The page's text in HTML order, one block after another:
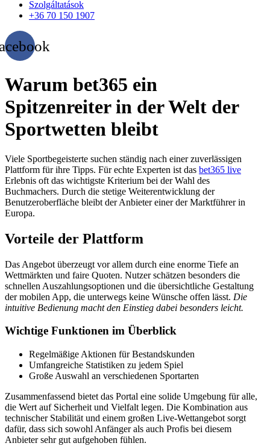
Szolgáltatások
+36 70 150 1907
Warum bet365 ein
Spitzenreiter in der Welt der
Sportwetten bleibt
Viele Sportbegeisterte suchen ständig nach einer zuverlässigen
Plattform für ihre Tipps. Für echte Experten ist das bet365 live
Erlebnis oft das wichtigste Kriterium bei der Wahl des
Buchmachers. Durch die stetige Weiterentwicklung der
Benutzeroberfläche bleibt der Anbieter einer der Marktführer in
Europa.
Vorteile der Plattform
Das Angebot überzeugt vor allem durch eine enorme Tiefe an
Wettmärkten und faire Quoten. Nutzer schätzen besonders die
schnellen Auszahlungsoptionen und die übersichtliche Gestaltung
der mobilen App, die unterwegs keine Wünsche offen lässt. Die
intuitive Bedienung macht den Einstieg dabei besonders leicht.
Wichtige Funktionen im Überblick
Regelmäßige Aktionen für Bestandskunden
Umfangreiche Statistiken zu jedem Spiel
Große Auswahl an verschiedenen Sportarten
Zusammenfassend bietet das Portal eine solide Umgebung für alle,
die Wert auf Sicherheit und Vielfalt legen. Die Kombination aus
technischer Stabilität und einem großen Live-Wettangebot sorgt
dafür, dass sich sowohl Anfänger als auch Profis bei diesem
Anbieter sehr gut aufgehoben fühlen.